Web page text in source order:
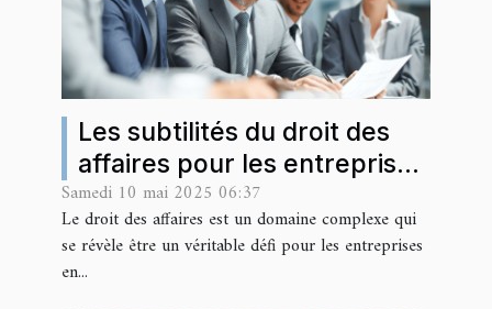
Les subtilités du droit des
affaires pour les entreprises
en croissance
Samedi 10 mai 2025 06:37
Le droit des affaires est un domaine complexe qui
se révèle être un véritable défi pour les entreprises
en...